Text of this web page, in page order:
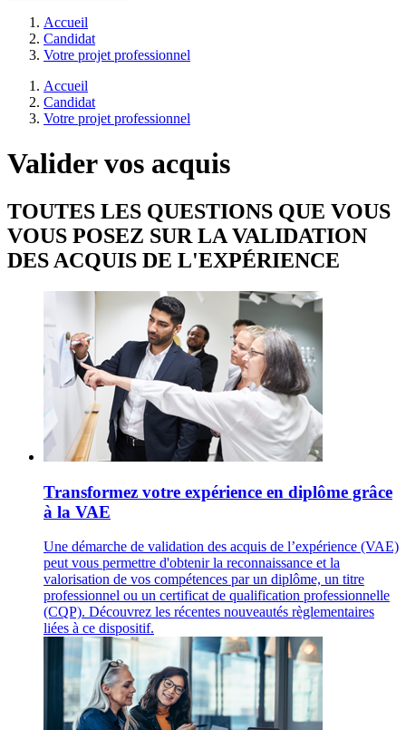
Accueil
Candidat
Votre projet professionnel
Accueil
Candidat
Votre projet professionnel
Valider vos acquis
TOUTES LES QUESTIONS QUE VOUS
VOUS POSEZ SUR LA VALIDATION
DES ACQUIS DE L'EXPÉRIENCE
Transformez votre expérience en diplôme grâce
à la VAE
Une démarche de validation des acquis de l’expérience (VAE)
peut vous permettre d'obtenir la reconnaissance et la
valorisation de vos compétences par un diplôme, un titre
professionnel ou un certificat de qualification professionnelle
(CQP). Découvrez les récentes nouveautés règlementaires
liées à ce dispositif.